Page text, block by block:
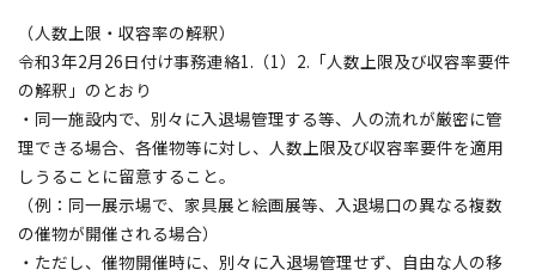
（人数上限・収容率の解釈）
令和3年2月26日付け事務連絡1.（1）2.「人数上限及び収容率要件
の解釈」のとおり
・同一施設内で、別々に入退場管理する等、人の流れが厳密に管
理できる場合、各催物等に対し、人数上限及び収容率要件を適用
しうることに留意すること。
（例：同一展示場で、家具展と絵画展等、入退場口の異なる複数
の催物が開催される場合）
・ただし、催物開催時に、別々に入退場管理せず、自由な人の移